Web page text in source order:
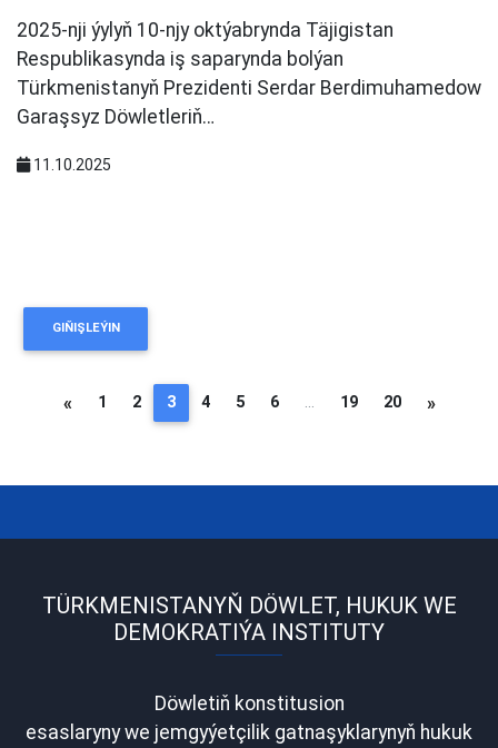
2025-nji ýylyň 10-njy oktýabrynda Täjigistan
Respublikasynda iş saparynda bolýan
Türkmenistanyň Prezidenti Serdar Berdimuhamedow
Garaşsyz Döwletleriň…
11.10.2025
GIŇIŞLEÝIN
«
1 2 3
(current)
4 5 6 ... 19 20
»
TÜRKMENISTANYŇ DÖWLET, HUKUK WE
DEMOKRATIÝA INSTITUTY
Döwletiň konstitusion
esaslaryny we jemgyýetçilik gatnaşyklarynyň hukuk